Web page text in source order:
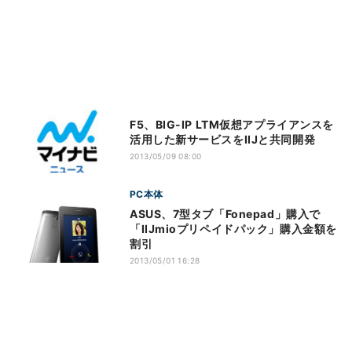
F5、BIG-IP LTM仮想アプライアンスを
活用した新サービスをIIJと共同開発
2013/05/09 08:00
PC本体
ASUS、7型タブ「Fonepad」購入で
「IIJmioプリペイドパック」購入金額を
割引
2013/05/01 16:28